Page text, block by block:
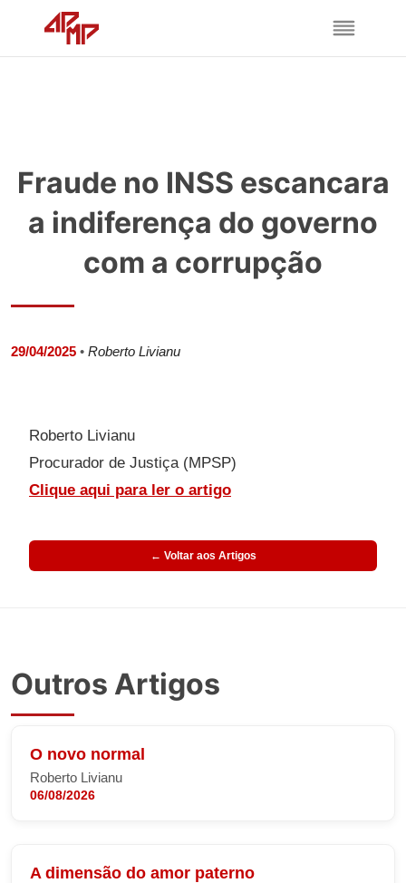
Fraude no INSS escancara
a indiferença do governo
com a corrupção
29/04/2025 • Roberto Livianu
Roberto Livianu
Procurador de Justiça (MPSP)
Clique aqui para ler o artigo
← Voltar aos Artigos
Outros Artigos
O novo normal
Roberto Livianu
06/08/2026
A dimensão do amor paterno